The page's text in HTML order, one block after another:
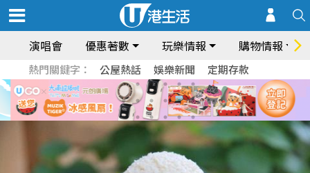
演唱會 優惠著數 玩樂情報 購物情報
熱門關鍵字： 公屋熱話 娛樂新聞 定期存款